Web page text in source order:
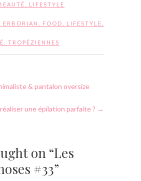
LIFESTYLE
ERBORIAN FOOD LIFESTYLE
TROPÉZIENNES
& pantalon oversize
une épilation parfaite ? →
on “Les
#33”